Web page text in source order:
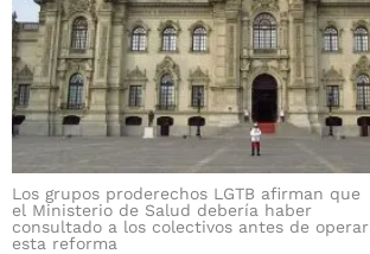
Los grupos proderechos LGTB afirman que
el Ministerio de Salud debería haber
consultado a los colectivos antes de operar
esta reforma